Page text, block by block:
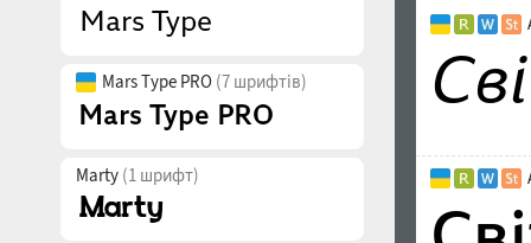
Mars Type PRO (7 шрифтів)
Marty (1 шрифт)